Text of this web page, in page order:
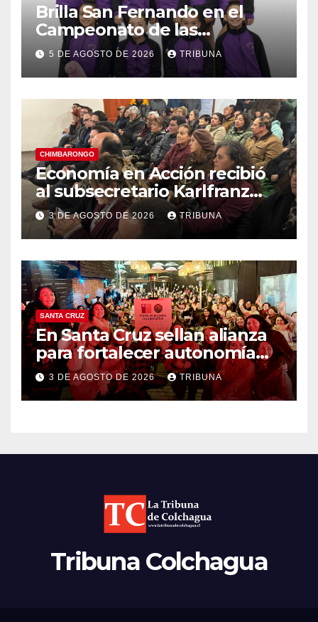
Brilla San Fernando en el
Campeonato de las
Américas: Academia de
Gimnasia Rítmica asegura su
pase a la final internacional
5 DE AGOSTO DE 2026 TRIBUNA
CHIMBARONGO
Economía en Acción recibió
al subsecretario Karlfranz
Koehler en Chimbarongo
3 DE AGOSTO DE 2026 TRIBUNA
SANTA CRUZ
En Santa Cruz sellan alianza
para fortalecer autonomía
económica y liderazgo
femenino
3 DE AGOSTO DE 2026 TRIBUNA
Tribuna Colchagua